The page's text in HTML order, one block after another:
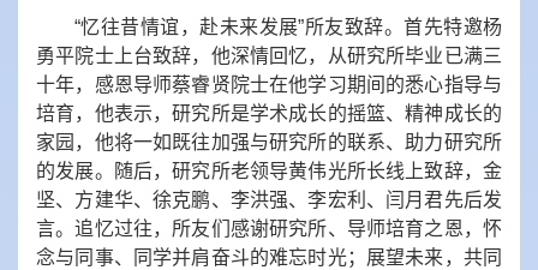
“忆往昔情谊，赴未来发展”所友致辞。首先特邀杨
勇平院士上台致辞，他深情回忆，从研究所毕业已满三
十年，感恩导师蔡睿贤院士在他学习期间的悉心指导与
培育，他表示，研究所是学术成长的摇篮、精神成长的
家园，他将一如既往加强与研究所的联系、助力研究所
的发展。随后，研究所老领导黄伟光所长线上致辞，金
坚、方建华、徐克鹏、李洪强、李宏利、闫月君先后发
言。追忆过往，所友们感谢研究所、导师培育之恩，怀
念与同事、同学并肩奋斗的难忘时光；展望未来，共同